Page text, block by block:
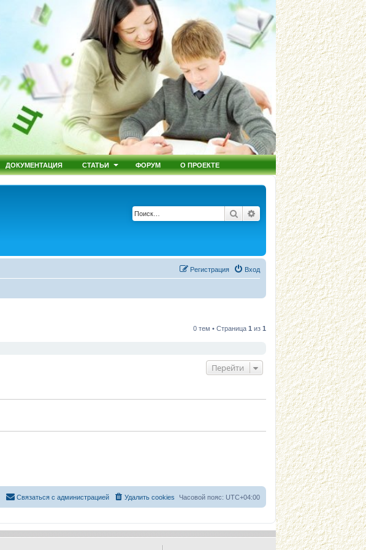
ДОКУМЕНТАЦИЯ СТАТЬИ ФОРУМ О ПРОЕКТЕ
Поиск Расширенный поиск
Вход
Регистрация
0 тем • Страница 1 из 1
Перейти
Часовой пояс: UTC+04:00
Удалить cookies
Связаться с администрацией